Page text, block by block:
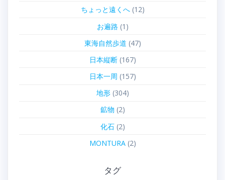
ちょっと遠くへ(12)
お遍路 (1)
東海自然歩道 (47)
日本縦断(167)
日本一周 (157)
地形(304)
鉱物 (2)
化石(2)
MONTURA(2)
タグ